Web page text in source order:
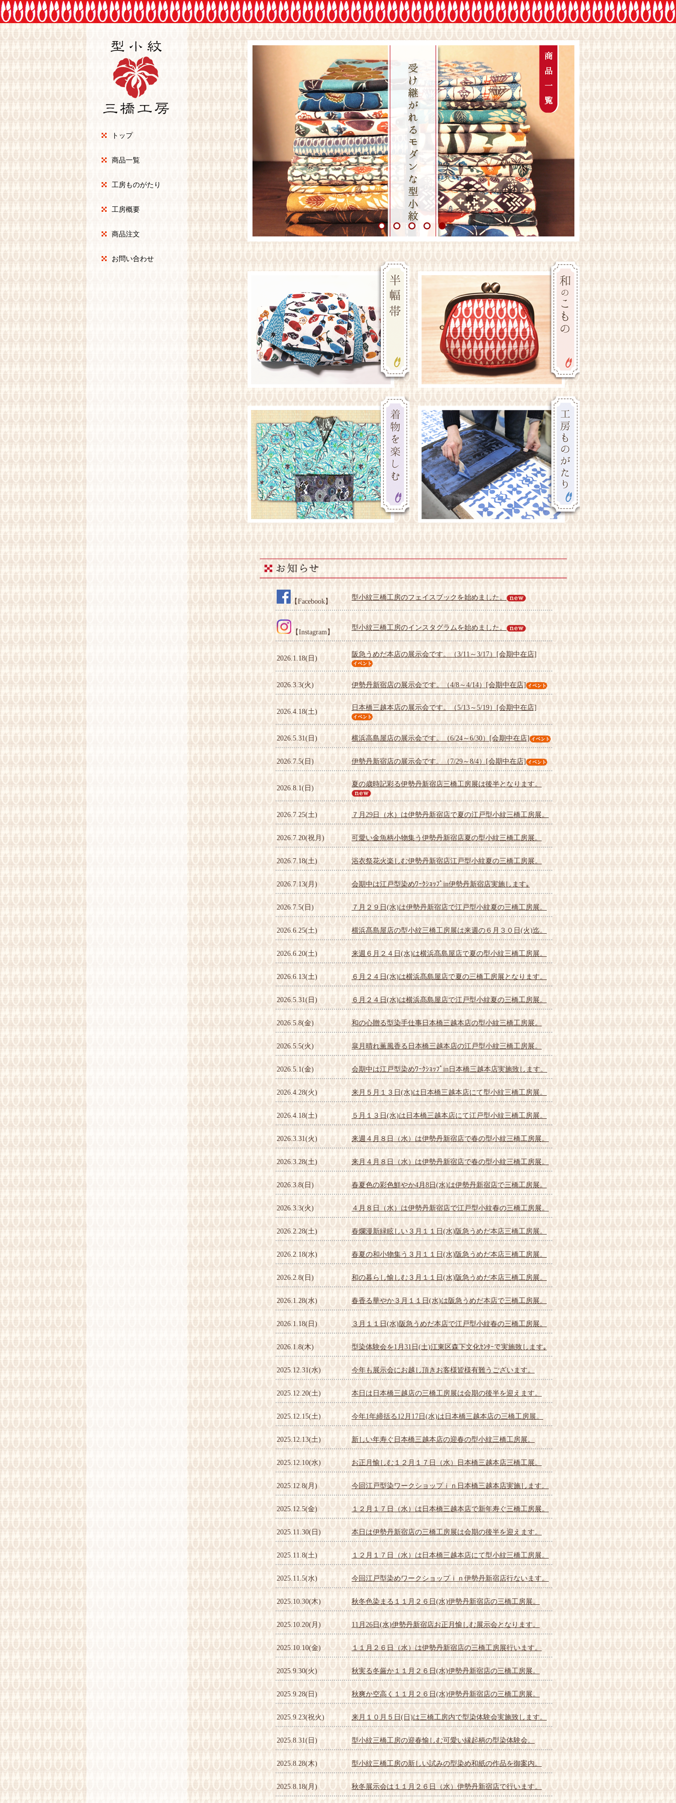
トップ
商品一覧
工房ものがたり
工房概要
商品注文
お問い合わせ
【Facebook】
型小紋三橋工房のフェイスブックを始めました。
【Instagram】
型小紋三橋工房のインスタグラムを始めました。
2026.1.18(日)
阪急うめだ本店の展示会です。（3/11～3/17）[会期中在店]
2026.3.3(火) 伊勢丹新宿店の展示会です。（4/8～4/14）[会期中在店]
2026.4.18(土)
日本橋三越本店の展示会です。（5/13～5/19）[会期中在店]
2026.5.31(日) 横浜高島屋店の展示会です。（6/24～6/30）[会期中在店]
2026.7.5(日) 伊勢丹新宿店の展示会です。（7/29～8/4）[会期中在店]
2026.8.1(日)
夏の歳時記彩る伊勢丹新宿店三橋工房展は後半となります。
2026.7.25(土) ７月29日（水）は伊勢丹新宿店で夏の江戸型小紋三橋工房展。
2026.7.20(祝月) 可愛い金魚柄小物集う伊勢丹新宿店夏の型小紋三橋工房展。
2026.7.18(土) 浴衣祭花火楽しむ伊勢丹新宿店江戸型小紋夏の三橋工房展。
2026.7.13(月) 会期中は江戸型染めﾜｰｸｼｮｯﾌﾟin伊勢丹新宿店実施します｡
2026.7.5(日) ７月２９日(水)は伊勢丹新宿店で江戸型小紋夏の三橋工房展。
2026.6.25(土) 横浜髙島屋店の型小紋三橋工房展は来週の６月３０日(火)迄。
2026.6.20(土) 来週６月２４日(水)は横浜髙島屋店で夏の型小紋三橋工房展。
2026.6.13(土) ６月２４日(水)は横浜髙島屋店で夏の三橋工房展となります。
2026.5.31(日) ６月２４日(水)は横浜髙島屋店で江戸型小紋夏の三橋工房展。
2026.5.8(金) 和の心贈る型染手仕事日本橋三越本店の型小紋三橋工房展。
2026.5.5(火) 皐月晴れ薫風香る日本橋三越本店の江戸型小紋三橋工房展。
2026.5.1(金) 会期中は江戸型染めﾜｰｸｼｮｯﾌﾟin日本橋三越本店実施致します。
2026.4.28(火) 来月５月１３日(水)は日本橋三越本店にて型小紋三橋工房展。
2026.4.18(土) ５月１３日(水)は日本橋三越本店にて江戸型小紋三橋工房展。
2026.3.31(火) 来週４月８日（水）は伊勢丹新宿店で春の型小紋三橋工房展。
2026.3.28(土) 来月４月８日（水）は伊勢丹新宿店で春の型小紋三橋工房展。
2026.3.8(日) 春夏色の彩色鮮やか4月8日(水)は伊勢丹新宿店で三橋工房展。
2026.3.3(火) ４月８日（水）は伊勢丹新宿店で江戸型小紋春の三橋工房展。
2026.2.28(土) 春爛漫新緑眩しい３月１１日(水)阪急うめだ本店三橋工房展。
2026.2.18(水) 春夏の和小物集う３月１１日(水)阪急うめだ本店三橋工房展。
2026.2.8(日) 和の暮らし愉しむ３月１１日(水)阪急うめだ本店三橋工房展。
2026.1.28(水) 春香る華やか３月１１日(水)は阪急うめだ本店で三橋工房展。
2026.1.18(日) ３月１１日(水)阪急うめだ本店で江戸型小紋春の三橋工房展。
2026.1.8(木) 型染体験会を1月31日(土)江東区森下文化ｾﾝﾀｰで実施致します｡
2025.12.31(水) 今年も展示会にお越し頂きお客様皆様有難うございます。
2025.12.20(土) 本日は日本橋三越店の三橋工房展は会期の後半を迎えます。
2025.12.15(土) 今年1年締括る12月17日(水)は日本橋三越本店の三橋工房展。
2025.12.13(土) 新しい年寿ぐ日本橋三越本店の迎春の型小紋三橋工房展。
2025.12.10(水) お正月愉しむ１２月１７日（水）日本橋三越本店三橋工展。
2025.12.8(月) 今回江戸型染ワークショップｉｎ日本橋三越本店実施します。
2025.12.5(金) １２月１７日（水）は日本橋三越本店で新年寿ぐ三橋工房展。
2025.11.30(日) 本日は伊勢丹新宿店の三橋工房展は会期の後半を迎えます。
2025.11.8(土) １２月１７日（水）は日本橋三越本店にて型小紋三橋工房展。
2025.11.5(水) 今回江戸型染めワークショップｉｎ伊勢丹新宿店行ないます。
2025.10.30(木) 秋冬色染まる１１月２６日(水)伊勢丹新宿店の三橋工房展。
2025.10.20(月) 11月26日(水)伊勢丹新宿店お正月愉しむ展示会となります。
2025.10.10(金) １１月２６日（水）は伊勢丹新宿店の三橋工房展行います。
2025.9.30(火) 秋実る冬厳か１１月２６日(水)伊勢丹新宿店の三橋工房展。
2025.9.28(日) 秋爽か空高く１１月２６日(水)伊勢丹新宿店の三橋工房展。
2025.9.23(祝火) 来月１０月５日(日)は三橋工房内で型染体験会実施致します。
2025.8.31(日) 型小紋三橋工房の迎春愉しむ可愛い縁起柄の型染体験会。
2025.8.28(木) 型小紋三橋工房の新しい試みの型染め和紙の作品を御案内。
2025.8.18(月) 秋冬展示会は１１月２６日（水）伊勢丹新宿店で行います。